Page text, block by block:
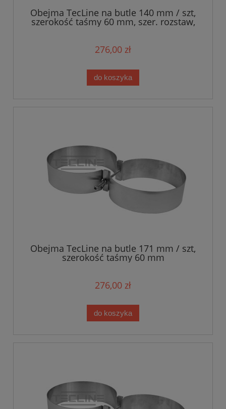
Obejma TecLine na butle 140 mm / szt,
szerokość taśmy 60 mm, szer. rozstaw,
do manifoldu 171mm
276,00 zł
do koszyka
Obejma TecLine na butle 171 mm / szt,
szerokość taśmy 60 mm
276,00 zł
do koszyka